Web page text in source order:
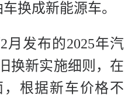
换成新能源车。
月发布的2025年汽
换新实施细则，在
根据新车价格不